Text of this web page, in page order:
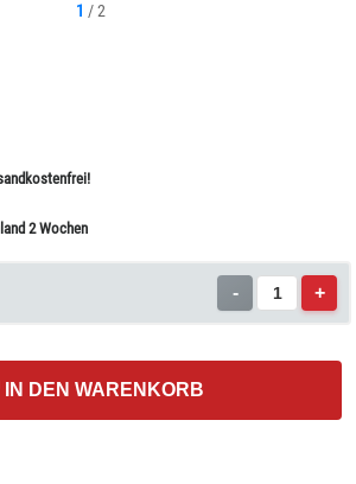
1 /2
2 Wochen
- +
IN DEN WARENKORB